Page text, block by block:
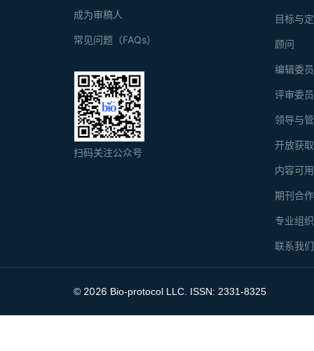
目标与
顾问
编辑委
评审委
领导与
开放获
内容可
期刊合
专业组
联系我们
成为审稿人
常见问题（FAQs）
扫码关注公众号
© 2026 Bio-protocol LLC. ISSN: 2331-8325